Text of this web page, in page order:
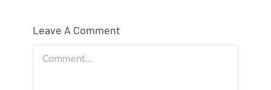
Leave A Comment
Comment